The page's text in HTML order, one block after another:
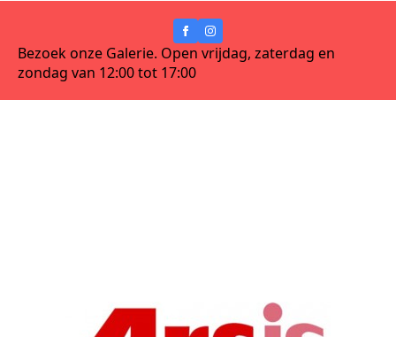
Bezoek onze Galerie. Open vrijdag, zaterdag en
zondag van 12:00 tot 17:00